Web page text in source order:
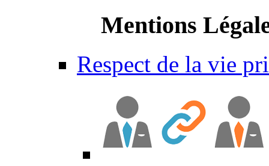
Mentions
Respect de la vie